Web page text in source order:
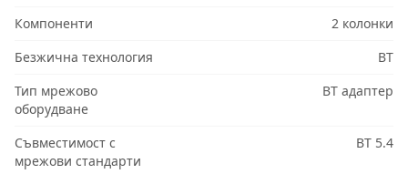
Компоненти
2 колонки
Безжична технология
BT
Тип мрежово
оборудване
BT адаптер
Съвместимост с
мрежови стандарти
BT 5.4